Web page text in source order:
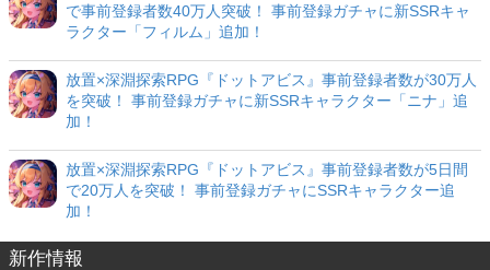
で事前登録者数40万人突破！ 事前登録ガチャに新SSRキャ
ラクター「フィルム」追加！
放置×深淵探索RPG『ドットアビス』事前登録者数が30万人
を突破！ 事前登録ガチャに新SSRキャラクター「ニナ」追
加！
放置×深淵探索RPG『ドットアビス』事前登録者数が5日間
で20万人を突破！ 事前登録ガチャにSSRキャラクター追
加！
新作情報